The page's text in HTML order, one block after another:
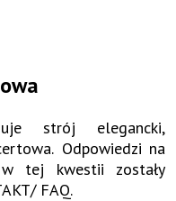
strój elegancki,
Odpowiedzi na
tej kwestii zostały
FAQ.